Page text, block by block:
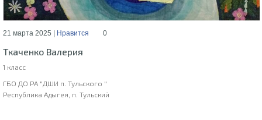
21 марта 2025 | Нравится 0
Ткаченко Валерия
1 класс
ГБО ДО РА "ДШИ п. Тульского "
Республика Адыгея, п. Тульский